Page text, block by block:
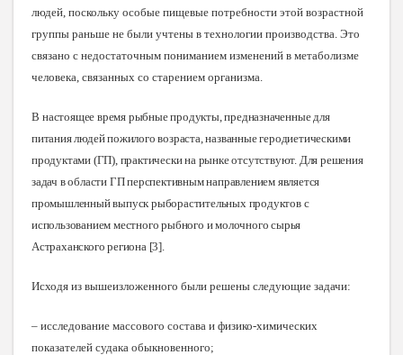
людей, поскольку особые пищевые потребности этой возрастной
группы раньше не были учтены в технологии производства. Это
связано с недостаточным пониманием изменений в метаболизме
человека, связанных со старением организма.
В настоящее время рыбные продукты, предназначенные для
питания людей пожилого возраста, названные геродиетическими
продуктами (ГП), практически на рынке отсутствуют. Для решения
задач в области ГП перспективным направлением является
промышленный выпуск рыборастительных продуктов с
использованием местного рыбного и молочного сырья
Астраханского региона [3]
Исходя из вышеизложенного были решены следующие задачи:
– исследование массового состава и физико-химических
показателей судака обыкновенного;